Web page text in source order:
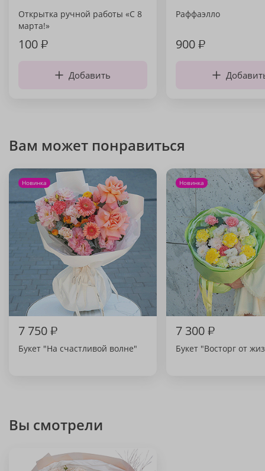
Открытка ручной работы «С 8
марта!»
100₽
Добавить
Раффаэлло
900₽
Вам может понравиться
Новинка
7 750₽
Букет "На счастливой волне"
Новинка
7 300₽
Букет "Восторг от
Вы смотрели